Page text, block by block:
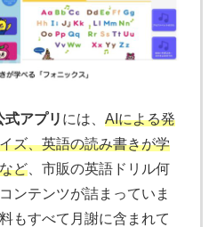
アプリ には、 AIによる発
ズ、英語の読み書きが学
ど 、市販の英語ドリル何
ンテンツが詰まっていま
もすべて月謝に含まれて